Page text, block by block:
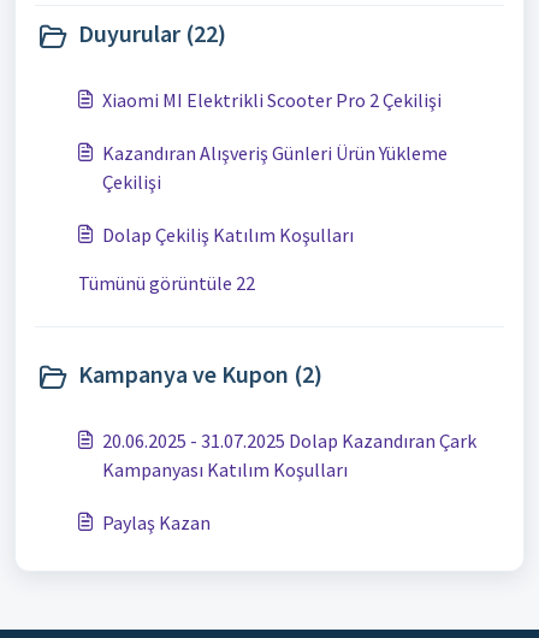
Duyurular (22)
Xiaomi MI Elektrikli Scooter Pro 2 Çekilişi
Kazandıran Alışveriş Günleri Ürün Yükleme
Çekilişi
Dolap Çekiliş Katılım Koşulları
Tümünü görüntüle 22
Kampanya ve Kupon (2)
20.06.2025 - 31.07.2025 Dolap Kazandıran Çark
Kampanyası Katılım Koşulları
Paylaş Kazan